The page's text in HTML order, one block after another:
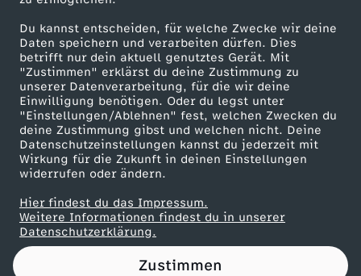
Du kannst entscheiden, für welche Zwecke wir deine
Daten speichern und verarbeiten dürfen. Dies
betrifft nur dein aktuell genutztes Gerät. Mit
"Zustimmen" erklärst du deine Zustimmung zu
unserer Datenverarbeitung, für die wir deine
Einwilligung benötigen. Oder du legst unter
"Einstellungen/Ablehnen" fest, welchen Zwecken du
deine Zustimmung gibst und welchen nicht. Deine
Datenschutzeinstellungen kannst du jederzeit mit
Wirkung für die Zukunft in deinen Einstellungen
widerrufen oder ändern.
Hier findest du das Impressum.
Weitere Informationen findest du in unserer
Datenschutzerklärung.
Zustimmen
e
c
h
t
i
g
k
ZDF goes Schule
Werbefernsehen
Mainzelmännchen
Partner